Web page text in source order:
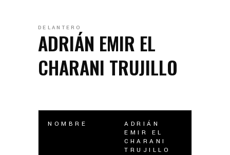
DELANTERO
ADRIÁN EMIR EL
CHARANI TRUJILLO
NOMBRE
ADRIÁN
EMIR EL
CHARANI
TRUJILLO